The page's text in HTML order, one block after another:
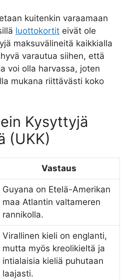
kuitenkin varaamaan
luottokortit eivät ole
maksuvälineitä kaikkialla
varautua siihen, että
voi olla harvassa, joten
mukana riittävästi koko
Kysyttyjä
(UKK)
Vastaus
Guyana on Etelä-Amerikan
maa Atlantin valtameren
rannikolla.
Virallinen kieli on englanti,
mutta myös kreolikieltä ja
intialaisia kieliä puhutaan
laajasti.